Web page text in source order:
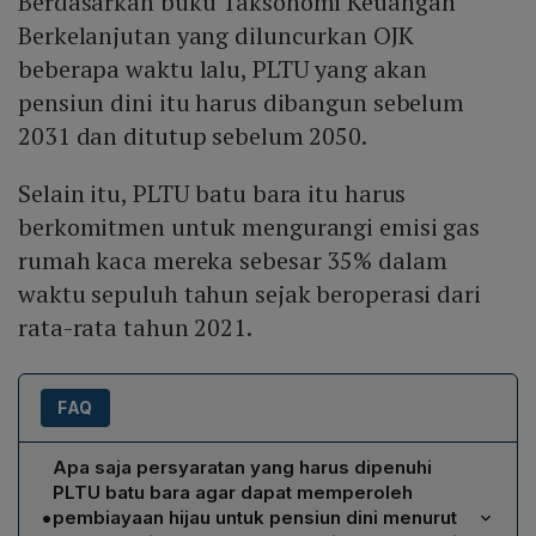
Berkelanjutan yang diluncurkan OJK
beberapa waktu lalu, PLTU yang akan
pensiun dini itu harus dibangun sebelum
2031 dan ditutup sebelum 2050.
Selain itu, PLTU batu bara itu harus
berkomitmen untuk mengurangi emisi gas
rumah kaca mereka sebesar 35% dalam
waktu sepuluh tahun sejak beroperasi dari
rata-rata tahun 2021.
FAQ
•
Apa saja persyaratan yang harus dipenuhi
PLTU batu bara agar dapat memperoleh
pembiayaan hijau untuk pensiun dini menurut